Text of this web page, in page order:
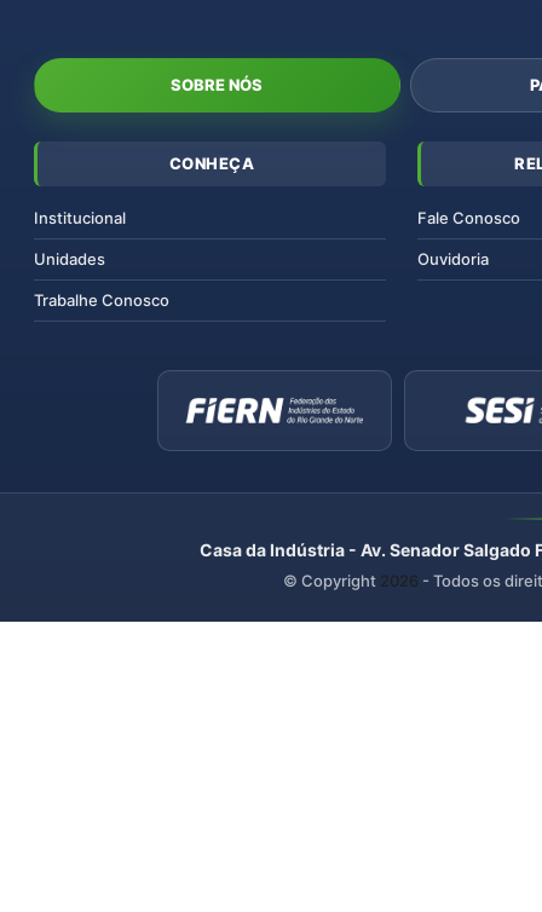
SOBRE NÓS
CONHEÇA
Institucional
Unidades
Trabalhe Conosco
Fale Conosco
Ouvidoria
Casa da Indústria - Av. Senador
© Copyright 2026 - Todos os